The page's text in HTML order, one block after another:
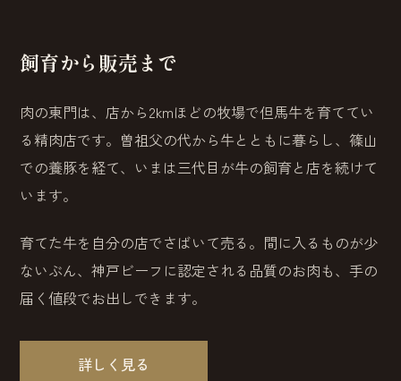
飼育から販売まで
肉の東門は、店から2kmほどの牧場で但馬牛を育ててい
る精肉店です。曽祖父の代から牛とともに暮らし、篠山
での養豚を経て、いまは三代目が牛の飼育と店を続けて
います。
育てた牛を自分の店でさばいて売る。間に入るものが少
ないぶん、神戸ビーフに認定される品質のお肉も、手の
届く値段でお出しできます。
詳しく見る